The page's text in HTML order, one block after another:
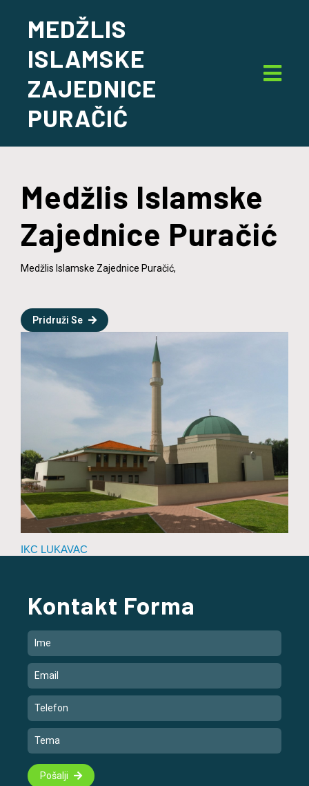
MEDŽLIS
ISLAMSKE
ZAJEDNICE
PURAČIĆ
Medžlis Islamske
Zajednice Puračić
Medžlis Islamske Zajednice Puračić,
Pridruži Se
IKC LUKAVAC
Kontakt Forma
Pošalji